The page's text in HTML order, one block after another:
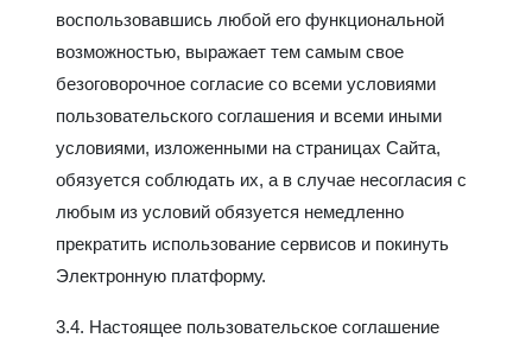
воспользовавшись любой его функциональной
возможностью, выражает тем самым свое
безоговорочное согласие со всеми условиями
пользовательского соглашения и всеми иными
условиями, изложенными на страницах Сайта,
обязуется соблюдать их, а в случае несогласия с
любым из условий обязуется немедленно
прекратить использование сервисов и покинуть
Электронную платформу.
3.4. Настоящее пользовательское соглашение